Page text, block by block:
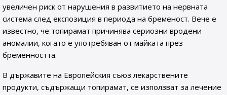
увеличен риск от нарушения в развитието на нервната
система след експозиция в периода на бременост. Вече е
известно, че топирамат причинява сериозни вродени
аномалии, когато е употребяван от майката през
бременността.
В държавите на Европейския съюз лекарствените
продукти, съдържащи топирамат, се използват за лечение